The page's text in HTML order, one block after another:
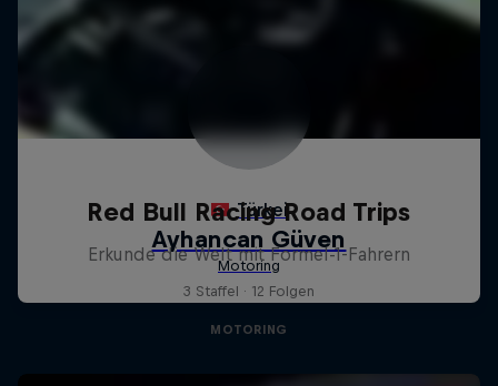
Red Bull Racing Road Trips
Erkunde die Welt mit Formel-1-Fahrern
3 Staffel · 12 Folgen
MOTORING